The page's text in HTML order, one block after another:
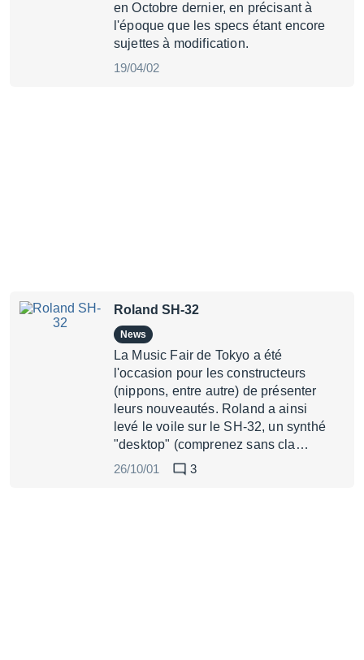
en Octobre dernier, en précisant à
l'époque que les specs étant encore
sujettes à modification.
19/04/02
Roland SH-32
News
La Music Fair de Tokyo a été
l'occasion pour les constructeurs
(nippons, entre autre) de présenter
leurs nouveautés. Roland a ainsi
levé le voile sur le SH-32, un synthé
"desktop" (comprenez sans cla…
26/10/01
3